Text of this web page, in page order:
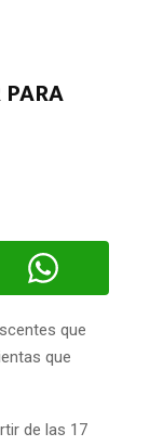
que
que
de las 17